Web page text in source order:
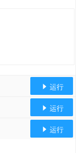
 运行
 运行
 运行